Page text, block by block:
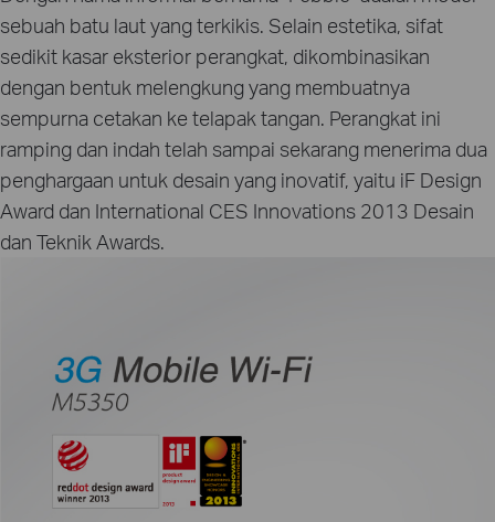
sebuah batu laut yang terkikis. Selain estetika, sifat
sedikit kasar eksterior perangkat, dikombinasikan
dengan bentuk melengkung yang membuatnya
sempurna cetakan ke telapak tangan. Perangkat ini
ramping dan indah telah sampai sekarang menerima dua
penghargaan untuk desain yang inovatif, yaitu iF Design
Award dan International CES Innovations 2013 Desain
dan Teknik Awards.